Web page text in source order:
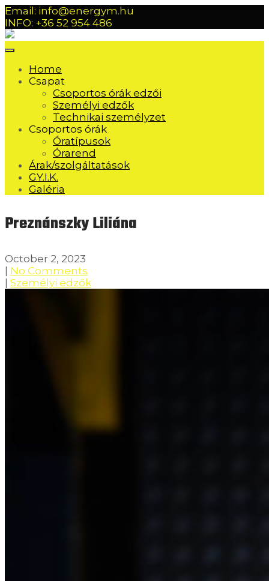
Email: info@energym.hu
INFO: +36 52 954 486
Home
Csapat
Csoportos órák edzői
Személyi edzők
Technikai személyzet
Csoportos órák
Óratípusok
Órarend
Árak/szolgáltatások
GY.I.K.
Galéria
Preznánszky Liliána
October 2, 2023
No Comments
Személyi edzők